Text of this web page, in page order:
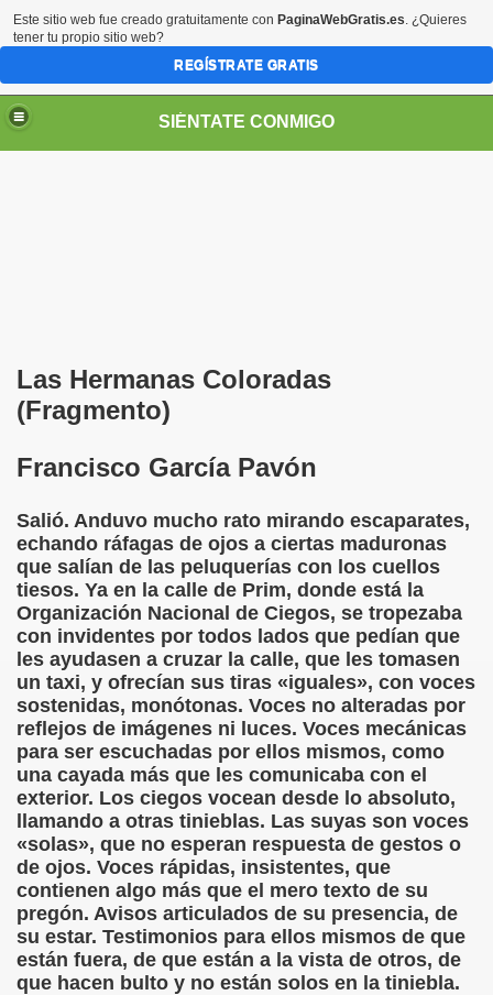
SIÉNTATE CONMIGO
Las Hermanas Coloradas
(Fragmento)
Francisco García Pavón
Salió. Anduvo mucho rato mirando escaparates,
echando ráfagas de ojos a ciertas maduronas
que salían de las peluquerías con los cuellos
tiesos. Ya en la calle de Prim, donde está la
Organización Nacional de Ciegos, se tropezaba
con invidentes por todos lados que pedían que
les ayudasen a cruzar la calle, que les tomasen
un taxi, y ofrecían sus tiras «iguales», con voces
sostenidas, monótonas. Voces no alteradas por
reflejos de imágenes ni luces. Voces mecánicas
para ser escuchadas por ellos mismos, como
una cayada más que les comunicaba con el
exterior. Los ciegos vocean desde lo absoluto,
llamando a otras tinieblas. Las suyas son voces
«solas», que no esperan respuesta de gestos o
de ojos. Voces rápidas, insistentes, que
contienen algo más que el mero texto de su
pregón. Avisos articulados de su presencia, de
su estar. Testimonios para ellos mismos de que
están fuera, de que están a la vista de otros, de
que hacen bulto y no están solos en la tiniebla.
(Pedro Zurita)
los Ciegos (Pablo Madrid Herruzo)
Bejarano)
León (Juan José Miñana)
a Charles Barbier (Pablo Madrid Herruzo)
(Pedro Zurita)
Sus Precios (Pedro Zurita)
de l'Adolescència en Nois-es Cecs i Deficients
a Desarrollar CRE Joan Amades ONCE, 1990 (Miquel
en Peligro de Extinción (Eutiquio Cabrerizo)
Todos (Pedro Zurita)
Este sitio web fue creado gratuitamente con PaginaWebGratis.es. ¿Quieres
tener tu propio sitio web?
REGÍSTRATE GRATIS